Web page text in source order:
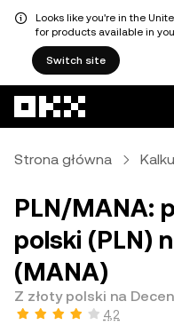
Looks like you're in the
for products available in
Switch site
Strona główna
PLN/MANA:
polski (PLN)
(MANA)
Z złoty polski na
4,2